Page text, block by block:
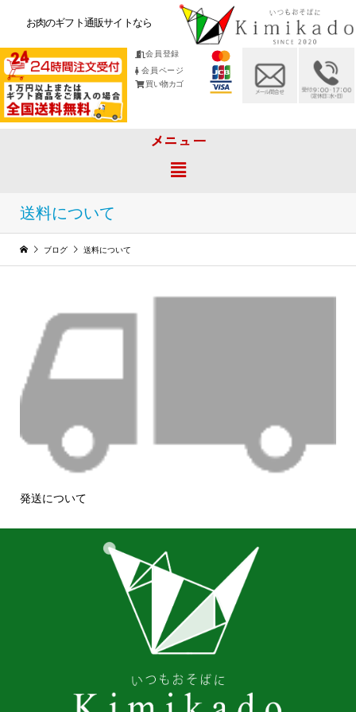
お肉のギフト通販サイトなら
会員登録
会員ページ
買い物カゴ
メニュー
送料について
ブログ 送料について
発送について